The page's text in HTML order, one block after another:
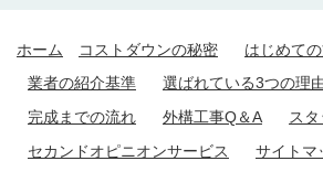
ホーム コストダウンの秘密
はじめて
業者の紹介基準
選ばれている3つの理
完成までの流れ
外構工事Q＆A
ス
セカンドオピニオンサービス
サイトマ